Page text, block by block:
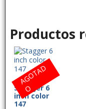
Productos
Stagger 6
inch color
147
A
G
O
T
A
D
O